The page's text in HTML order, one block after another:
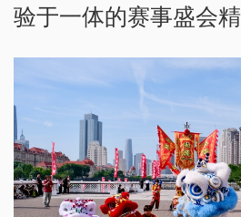
验于一体的赛事盛会精